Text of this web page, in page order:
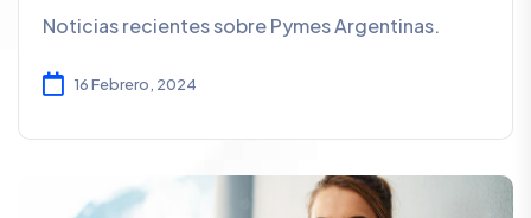
Noticias recientes sobre Pymes Argentinas.
16 Febrero, 2024